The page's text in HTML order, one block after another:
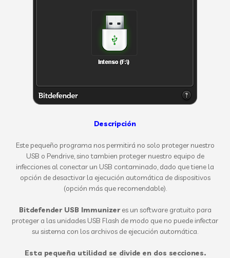
Descripción
Este pequeño programa nos permitirá no solo proteger nuestro
USB o Pendrive, sino tambien proteger nuestro equipo de
infecciones al conectar un USB contaminado, dado que tiene la
opción de desactivar la ejecución automática de dispositivos
(opción más que recomendable).
Bitdefender USB Immunizeres un software gratuito para
proteger a las unidades USB Flash de modo que no puede infectar
su sistema con los archivos de ejecución automática.
Esta pequeña utilidad se divide en dos secciones.